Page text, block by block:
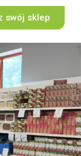
swój sklep